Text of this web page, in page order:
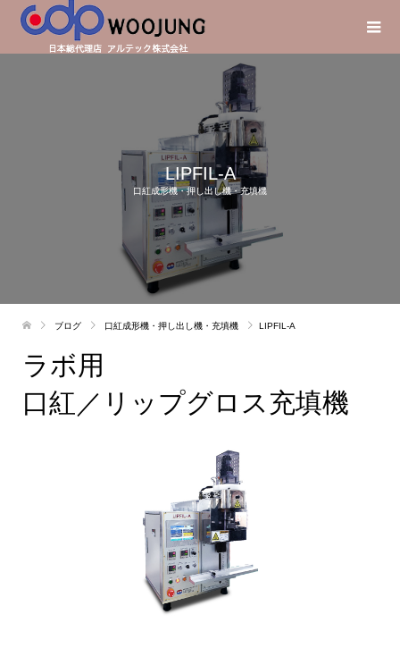
LIPFIL-A
口紅成形機・押し出し機・充填機
ブログ 口紅成形機・押し出し機・充填機 LIPFIL-A
ラボ用
口紅／リップグロス充填機